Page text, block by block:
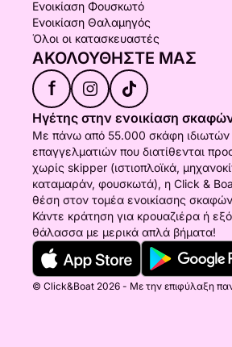
Ενοικίαση Φουσκωτό
Ενοικίαση Θαλαμηγός
Όλοι οι κατασκευαστές
ΑΚΟΛΟΥΘΉΣΤΕ ΜΑΣ
f
Ηγέτης στην ενοικίαση
Με πάνω από 55.000 σκάφη ιδιωτών
επαγγελματιών που διατίθενται
χωρίς skipper (ιστιοπλοϊκά,
καταμαράν, φουσκωτά), η Click &
θέση στον τομέα ενοικίασης
Κάντε κράτηση για κρουαζιέρα ή
θάλασσα με μερικά απλά βήματα!
© Click&Boat 2026 - Με την επιφύλαξη